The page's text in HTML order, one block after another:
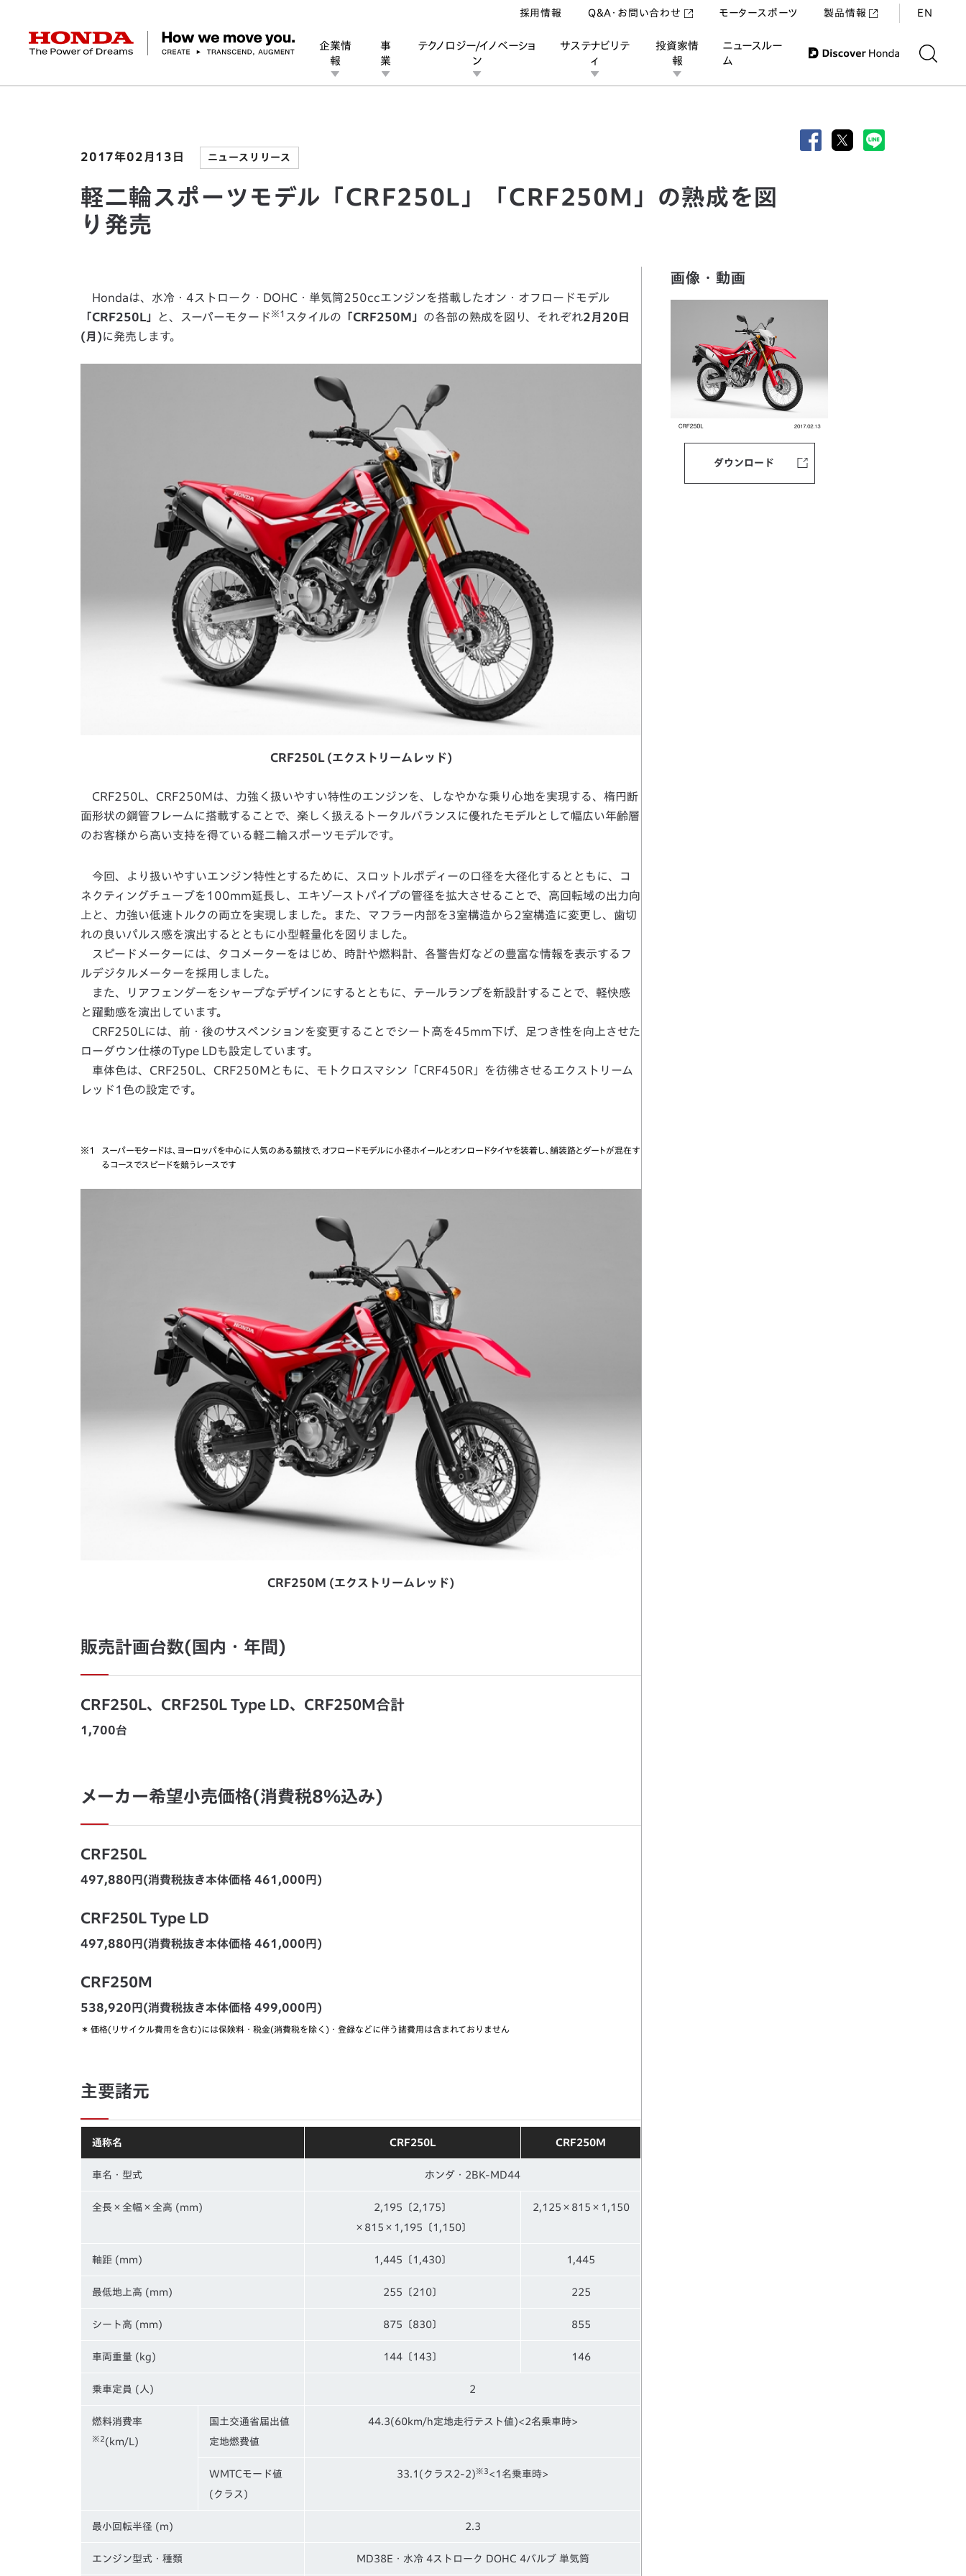
HONDA The Power of Dreams
企業情
報
社長メッセージ 経営方針 会社概要 ヒストリー
事
業
バイク パワープロダクツ マリン その他事業
テクノロジー/イノベーショ
ン
テクノロジー デザイン オープンイノベーション
サステナビリテ
ィ
ESGレポート Honda Report 環境 社会 ガバナンス
投資家情
報
IR資料室 財務・業績情報 株式・債券情報
ニュースルー
ム
ニュースルーム
Discover Honda
採用情報 Q&A・お問い合わせ モータースポーツ 製品情報 EN
軽二輪スポーツモデル「CRF250L」「CRF250M」の熟成を図り発売
2017年02月13日 ニュースリリース
軽二輪スポーツモデル「CRF250L」「CRF250M」の熟成を図
り発売
Hondaは、水冷・4ストローク・DOHC・単気筒250ccエンジンを搭載したオン・オフロードモデル
「CRF250L」
と、スーパーモタード ※1 スタイルの 「CRF250M」 の各部の熟成を図り、それぞれ2月20日
(月)に発売します。
CRF250L (エクストリームレッド)
CRF250L、CRF250Mは、力強く扱いやすい特性のエンジンを、しなやかな乗り心地を実現する、楕円断
面形状の鋼管フレームに搭載することで、楽しく扱えるトータルバランスに優れたモデルとして幅広い年齢層
のお客様から高い支持を得ている軽二輪スポーツモデルです。
今回、より扱いやすいエンジン特性とするために、スロットルボディーの口径を大径化するとともに、コ
ネクティングチューブを100mm延長し、エキゾーストパイプの管径を拡大させることで、高回転域の出力向
上と、力強い低速トルクの両立を実現しました。また、マフラー内部を3室構造から2室構造に変更し、歯切
れの良いパルス感を演出するとともに小型軽量化を図りました。
スピードメーターには、タコメーターをはじめ、時計や燃料計、各警告灯などの豊富な情報を表示するフ
ルデジタルメーターを採用しました。
また、リアフェンダーをシャープなデザインにするとともに、テールランプを新設計することで、軽快感
と躍動感を演出しています。
CRF250Lには、前・後のサスペンションを変更することでシート高を45mm下げ、足つき性を向上させた
ローダウン仕様のType LDも設定しています。
車体色は、CRF250L、CRF250Mともに、モトクロスマシン「CRF450R」を彷彿させるエクストリーム
レッド1色の設定です。
※1
スーパーモタードは、ヨーロッパを中心に人気のある競技で、オフロードモデルに小径ホイールとオンロードタイヤを装着し、舗装路とダートが混在す
るコースでスピードを競うレースです
CRF250M (エクストリームレッド)
販売計画台数(国内・年間)
CRF250L、CRF250L Type LD、CRF250M合計
1,700台
メーカー希望小売価格(消費税8%込み)
CRF250L
497,880円(消費税抜き本体価格 461,000円)
CRF250L Type LD
497,880円(消費税抜き本体価格 461,000円)
CRF250M
538,920円(消費税抜き本体価格 499,000円)
＊ 価格(リサイクル費用を含む)には保険料・税金(消費税を除く)・登録などに伴う諸費用は含まれておりません
主要諸元
通称名 CRF250L CRF250M
車名・型式 ホンダ・2BK-MD44
全長×全幅×全高 (mm)
2,195〔2,175〕
×815×1,195〔1,150〕
2,125×815×1,150
軸距 (mm) 1,445〔1,430〕 1,445
最低地上高 (mm) 255〔210〕 225
シート高 (mm) 875〔830〕 855
車両重量 (kg) 144〔143〕 146
乗車定員 (人) 2
燃料消費率
※2 (km/L)
国土交通省届出値
定地燃費値
44.3(60km/h定地走行テスト値)<2名乗車時>
WMTCモード値
(クラス)
33.1(クラス2-2) ※3 <1名乗車時>
最小回転半径 (m) 2.3
エンジン型式・種類 MD38E・水冷 4ストローク DOHC 4バルブ 単気筒
画像・動画
ダウンロード